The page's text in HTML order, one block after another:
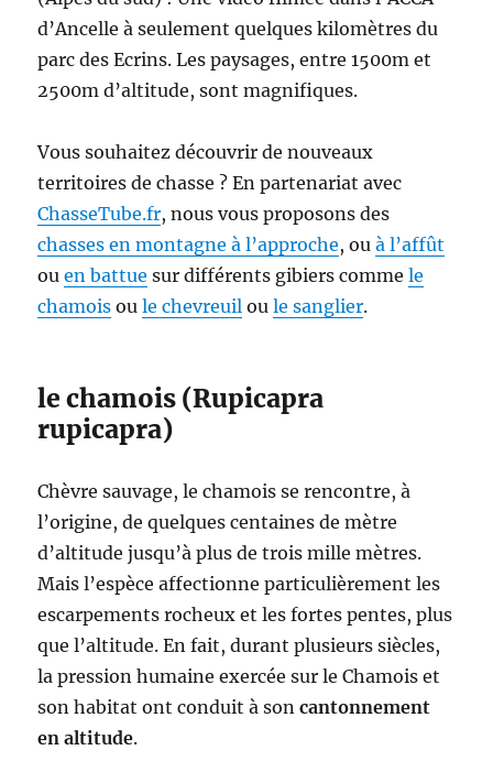
n
d
e
é
l
c
e
m
e
n
t
s
s
e
u
p
t
i
t
i
b
i
d’Ancelle à seulement quelques kilomètres du
parc des Ecrins. Les paysages, entre 1500m et
2500m d’altitude, sont magnifiques.
Vous souhaitez découvrir de nouveaux
territoires de chasse ? En partenariat avec
ChasseTube.fr, nous vous proposons des
chasses en montagne à l’approche, ouà l’affût
ouen battue sur différents gibiers commele
chamois oule chevreuil oule sanglier.
le chamois (Rupicapra
rupicapra)
Chèvre sauvage, le chamois se rencontre, à
l’origine, de quelques centaines de mètre
d’altitude jusqu’à plus de trois mille mètres.
Mais l’espèce affectionne particulièrement les
escarpements rocheux et les fortes pentes, plus
que l’altitude. En fait, durant plusieurs siècles,
la pression humaine exercée sur le Chamois et
son habitat ont conduit à soncantonnement
en altitude.